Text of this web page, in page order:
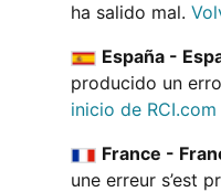
ha salido mal.
España -
producido un
inicio de RCI.com
France -
une erreur s’est